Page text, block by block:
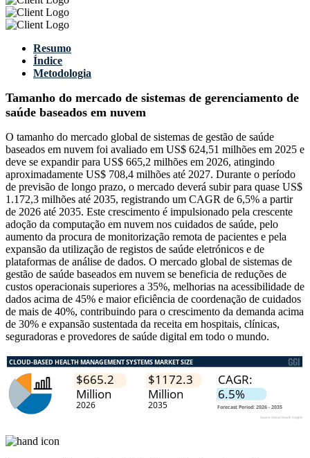
Resumo
Índice
Metodologia
Tamanho do mercado de sistemas de gerenciamento de
saúde baseados em nuvem
O tamanho do mercado global de sistemas de gestão de saúde
baseados em nuvem foi avaliado em US$ 624,51 milhões em 2025 e
deve se expandir para US$ 665,2 milhões em 2026, atingindo
aproximadamente US$ 708,4 milhões até 2027. Durante o período
de previsão de longo prazo, o mercado deverá subir para quase US$
1.172,3 milhões até 2035, registrando um CAGR de 6,5% a partir
de 2026 até 2035. Este crescimento é impulsionado pela crescente
adoção da computação em nuvem nos cuidados de saúde, pelo
aumento da procura de monitorização remota de pacientes e pela
expansão da utilização de registos de saúde eletrónicos e de
plataformas de análise de dados. O mercado global de sistemas de
gestão de saúde baseados em nuvem se beneficia de reduções de
custos operacionais superiores a 35%, melhorias na acessibilidade de
dados acima de 45% e maior eficiência de coordenação de cuidados
de mais de 40%, contribuindo para o crescimento da demanda acima
de 30% e expansão sustentada da receita em hospitais, clínicas,
seguradoras e provedores de saúde digital em todo o mundo.